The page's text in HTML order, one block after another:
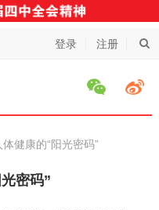
登录 注册
健康的“阳光密码”
密码”